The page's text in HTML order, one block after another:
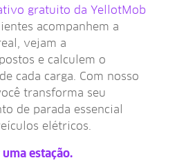
gratuito da YellotMob
acompanhem a
vejam a
e calculem o
cada carga. Com nosso
transforma seu
de parada essencial
elétricos.
estação.